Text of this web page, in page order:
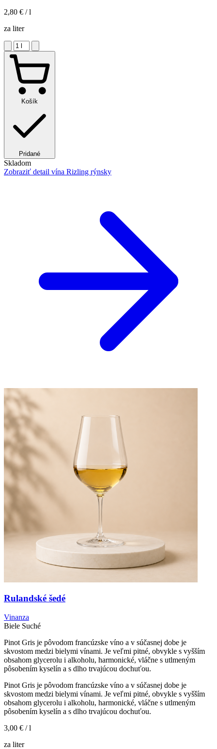
2,80 € / l
za liter
Košík
Pridané
Skladom
Zobraziť detail vína Rizling rýnsky
Rulandské šedé
Vinanza
Biele Suché
Pinot Gris je pôvodom francúzske víno a v súčasnej dobe je
skvostom medzi bielymi vínami. Je veľmi pitné, obvykle s vyšším
obsahom glycerolu i alkoholu, harmonické, vláčne s utlmeným
pôsobením kyselín a s dlho trvajúcou dochuťou.
Pinot Gris je pôvodom francúzske víno a v súčasnej dobe je
skvostom medzi bielymi vínami. Je veľmi pitné, obvykle s vyšším
obsahom glycerolu i alkoholu, harmonické, vláčne s utlmeným
pôsobením kyselín a s dlho trvajúcou dochuťou.
3,00 € / l
za liter